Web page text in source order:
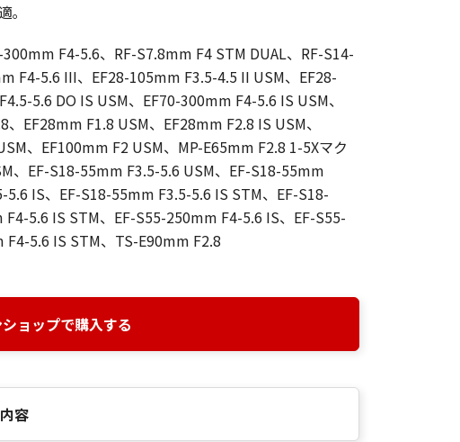
｡
F4-5.6、RF-S7.8mm F4 STM DUAL、RF-S14-
F4-5.6 III、EF28-105mm F3.5-4.5 II USM、EF28-
5.6 DO IS USM、EF70-300mm F4-5.6 IS USM、
EF28mm F1.8 USM、EF28mm F2.8 IS USM、
、EF100mm F2 USM、MP-E65mm F2.8 1-5Xマク
、EF-S18-55mm F3.5-5.6 USM、EF-S18-55mm
IS、EF-S18-55mm F3.5-5.6 IS STM、EF-S18-
5.6 IS STM、EF-S55-250mm F4-5.6 IS、EF-S55-
5.6 IS STM、TS-E90mm F2.8
ョップで購入する
容